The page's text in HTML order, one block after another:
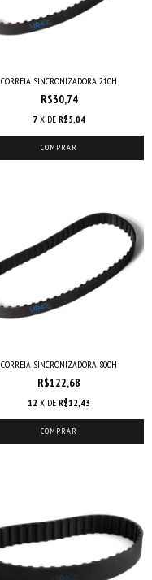
CORREIA SINCRONIZADORA 210H
R$30,74
7 X DE R$5,04
COMPRAR
CORREIA SINCRONIZADORA 800H
R$122,68
12 X DE R$12,43
COMPRAR